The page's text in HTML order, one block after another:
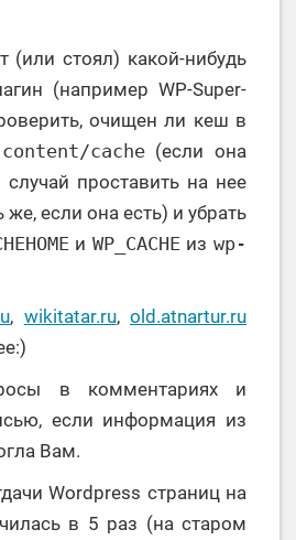
(или стоял) какой-нибудь
(например WP-Super-
очищен ли кеш в
content/cache(если она
случай проставить на нее
если она есть) и убрать
и WP_CACHEизwp-
, wikitatar.ru,old.atnartur.ru
в комментариях и
если информация из
Вам.
Wordpress страниц на
в 5 раз (на старом